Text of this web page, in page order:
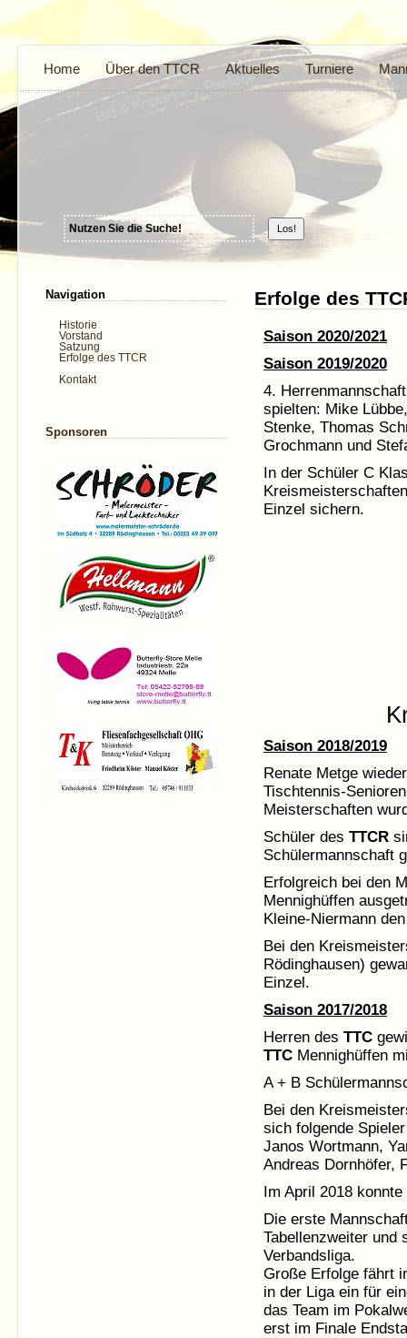
Home Über den TTCR Aktuelles Turniere
Erfolge des
Saison 2020/2021
Saison 2019/2020
4.
spielten: Mike
Stenke, Thomas
Grochmann und
In der Schüler C
Einzel sichern.
Saison 2018/2019
Renate Metge
Tischtennis-
Meisterschaften
Schüler des TTCR
Schülermannschaft
Erfolgreich bei den
Mennighüffen
Kleine-Niermann
Bei den
Rödinghausen)
Einzel.
Saison 2017/2018
Herren des TTC
TTC Mennighüffen
A + B
Bei den
sich folgende
Janos Wortmann,
Andreas Dornhöfer,
Im April 2018
Die erste
Tabellenzweiter und
Verbandsliga.
Große Erfolge fährt
in der Liga ein für
das Team im
erst im Finale
Navigation
Historie
Vorstand
Satzung
Erfolge des TTCR
Kontakt
Sponsoren